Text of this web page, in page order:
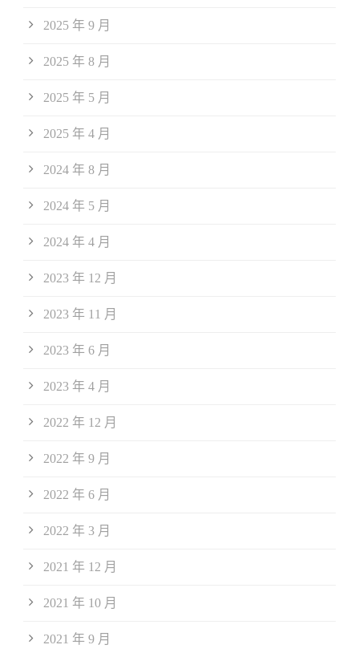
2025 年 9 月
2025 年 8 月
2025 年 5 月
2025 年 4 月
2024 年 8 月
2024 年 5 月
2024 年 4 月
2023 年 12 月
2023 年 11 月
2023 年 6 月
2023 年 4 月
2022 年 12 月
2022 年 9 月
2022 年 6 月
2022 年 3 月
2021 年 12 月
2021 年 10 月
2021 年 9 月